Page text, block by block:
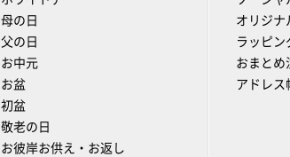
母の日
父の日
お中元
お盆
初盆
敬老の日
お彼岸お供え・お返し
オリジナ
ラッピン
おまとめ
アドレス